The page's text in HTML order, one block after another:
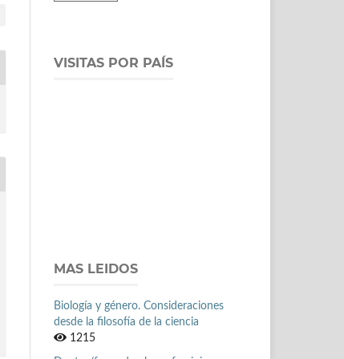
VISITAS POR PAÍS
MAS LEIDOS
Biología y género. Consideraciones
desde la filosofía de la ciencia
1215